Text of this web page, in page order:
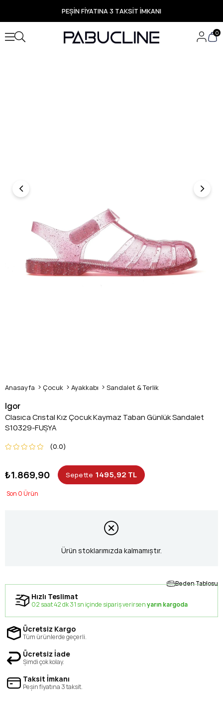
PEŞİN FİYATINA 3 TAKSİT İMKANI
TÜM ÜRÜNLERDE ÜCRETSİZ KARGO
Yeni Sezon Ürünlerde Özel Fırsatlar
Seçili Ürünlerde Hızlı Teslimat
0
Anasayfa Çocuk Ayakkabı Sandalet & Terlik
Igor
Clasıca Crıstal Kız Çocuk Kaymaz Taban Günlük Sandalet
S10329-FUŞYA
0.0
₺1.869,90 Sepette 1495,92 TL
0
Ürün stoklarımızda kalmamıştır.
Beden Tablosu
Hızlı Teslimat
02 saat 42 dk 31 sn içinde sipariş verirsenyarın kargoda
Ücretsiz Kargo
Tüm ürünlerde geçerli.
Ücretsiz İade
Şimdi çok kolay.
Taksit İmkanı
Peşin fiyatına 3 taksit.